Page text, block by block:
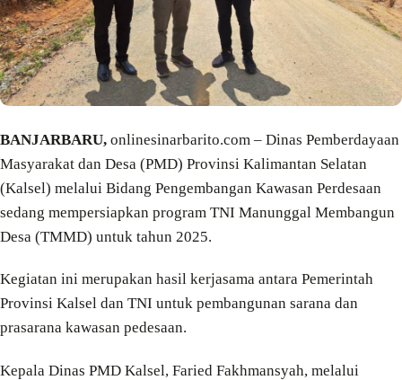
BANJARBARU, onlinesinarbarito.com – Dinas Pemberdayaan
Masyarakat dan Desa (PMD) Provinsi Kalimantan Selatan
(Kalsel) melalui Bidang Pengembangan Kawasan Perdesaan
sedang mempersiapkan program TNI Manunggal Membangun
Desa (TMMD) untuk tahun 2025.
Kegiatan ini merupakan hasil kerjasama antara Pemerintah
Provinsi Kalsel dan TNI untuk pembangunan sarana dan
prasarana kawasan pedesaan.
Kepala Dinas PMD Kalsel, Faried Fakhmansyah, melalui